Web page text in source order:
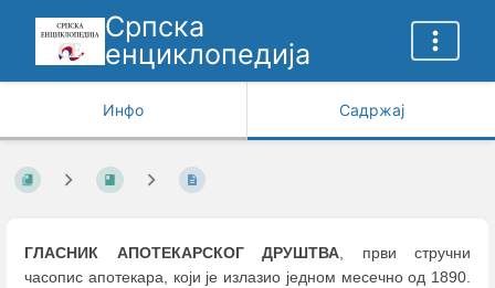
Српска
енциклопедија
Инфо Садржај
ГЛАСНИК АПОТЕКАРСКОГ ДРУШТВА, први стручни
часопис апотекара, који је излазио једном месечно од 1890.